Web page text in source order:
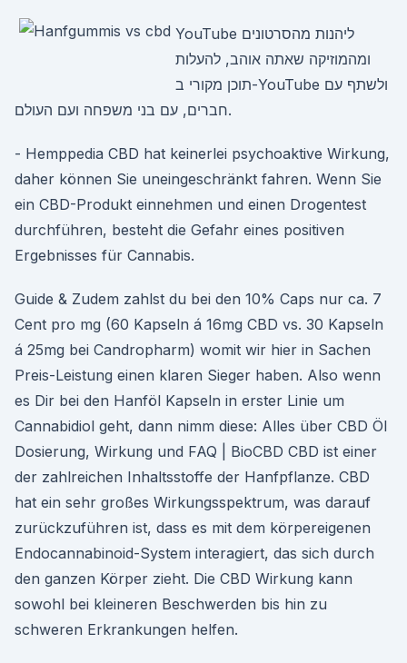
YouTube ליהנות מהסרטונים
ומהמוזיקה שאתה אוהב, להעלות
תוכן מקורי ב-YouTube ולשתף עם
חברים, עם בני משפחה ועם העולם.
- Hemppedia CBD hat keinerlei psychoaktive Wirkung,
daher können Sie uneingeschränkt fahren. Wenn Sie
ein CBD-Produkt einnehmen und einen Drogentest
durchführen, besteht die Gefahr eines positiven
Ergebnisses für Cannabis.
Guide & Zudem zahlst du bei den 10% Caps nur ca. 7
Cent pro mg (60 Kapseln á 16mg CBD vs. 30 Kapseln
á 25mg bei Candropharm) womit wir hier in Sachen
Preis-Leistung einen klaren Sieger haben. Also wenn
es Dir bei den Hanföl Kapseln in erster Linie um
Cannabidiol geht, dann nimm diese: Alles über CBD Öl
Dosierung, Wirkung und FAQ | BioCBD CBD ist einer
der zahlreichen Inhaltsstoffe der Hanfpflanze. CBD
hat ein sehr großes Wirkungsspektrum, was darauf
zurückzuführen ist, dass es mit dem körpereigenen
Endocannabinoid-System interagiert, das sich durch
den ganzen Körper zieht. Die CBD Wirkung kann
sowohl bei kleineren Beschwerden bis hin zu
schweren Erkrankungen helfen.